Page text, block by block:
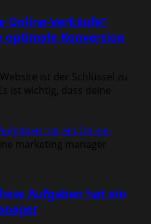
Online-Verkäufe?
optimale Konversion
ist der Schlüssel zu
ist wichtig, dass deine
hat ein Online-
Aufgaben hat ein